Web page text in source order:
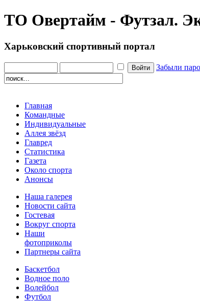
ТО Овертайм - Футзал.
Харьковский спортивный портал
Забыли
Главная
Командные
Индивидуальные
Аллея звёзд
Главред
Статистика
Газета
Около спорта
Анонсы
Наша галерея
Новости сайта
Гостевая
Вокруг спорта
Наши
фотоприколы
Партнеры сайта
Баскетбол
Водное поло
Волейбол
Футбол